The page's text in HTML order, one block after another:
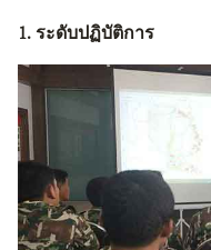
1. ระดับปฏิบัติการ